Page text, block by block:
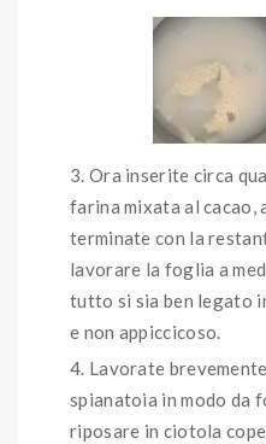
Ora inserite circa
farina mixata al cacao,
terminate con la
lavorare la foglia a
tutto si sia ben legato
e non appiccicoso.
Lavorate
spianatoia in modo da
riposare in ciotola